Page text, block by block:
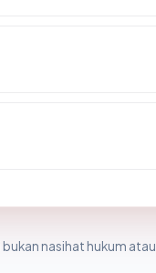
nasihat hukum atau